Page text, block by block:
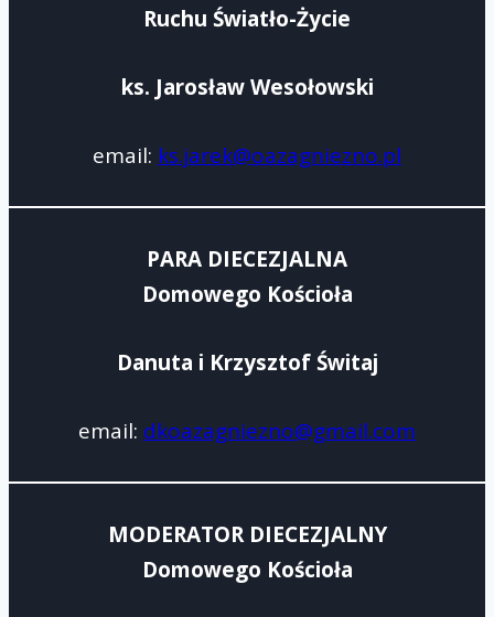
Ruchu Światło-Życie
ks. Jarosław Wesołowski
email: ks.jarek@oazagniezno.pl
PARA DIECEZJALNA
Domowego Kościoła
Danuta i Krzysztof Świtaj
email: dkoazagniezno@gmail.com
MODERATOR DIECEZJALNY
Domowego Kościoła